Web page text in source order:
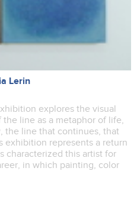
Lerin
explores the visual
line as a metaphor of life,
the line that continues, that
exhibition represents a return
characterized this artist for
in which painting, color